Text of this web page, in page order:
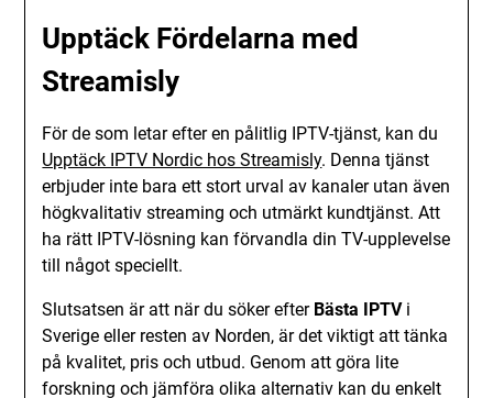
Upptäck Fördelarna med
Streamisly
För de som letar efter en pålitlig IPTV-tjänst, kan du
Upptäck IPTV Nordic hos Streamisly. Denna tjänst
erbjuder inte bara ett stort urval av kanaler utan även
högkvalitativ streaming och utmärkt kundtjänst. Att
ha rätt IPTV-lösning kan förvandla din TV-upplevelse
till något speciellt.
Slutsatsen är att när du söker efter Bästa IPTVi
Sverige eller resten av Norden, är det viktigt att tänka
på kvalitet, pris och utbud. Genom att göra lite
forskning och jämföra olika alternativ kan du enkelt